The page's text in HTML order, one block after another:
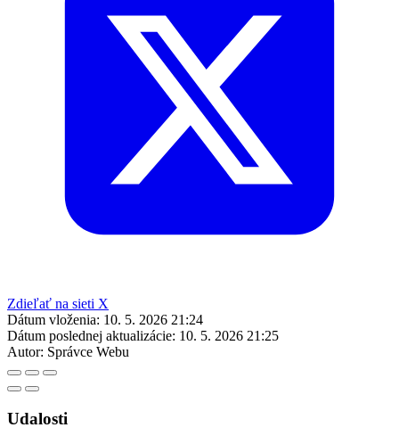
Zdieľať na sieti X
Dátum vloženia: 10. 5. 2026 21:24
Dátum poslednej aktualizácie: 10. 5. 2026 21:25
Autor: Správce Webu
Udalosti